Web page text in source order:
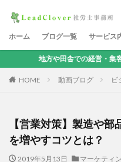
ホーム ブログ一覧 サービス
田舎での経営・集客支援、ストッ
HOME 動画ブログ ビ
【営業対策】製造や
を増やすコツとは？
2019年5月13日 マーケティ